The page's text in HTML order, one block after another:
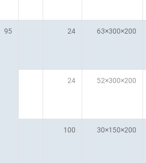
200×300×63
24
95
200×300×52
24
200×150×30
100